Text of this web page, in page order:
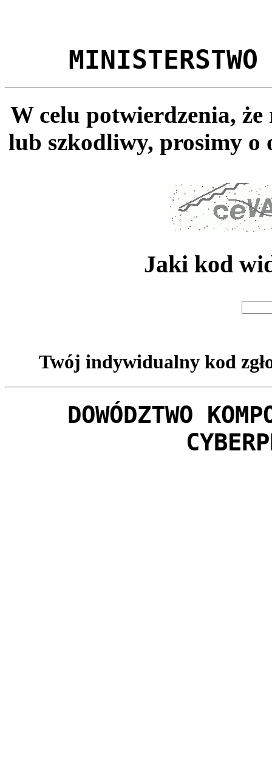
MINISTERSTWO
W celu potwierdzenia,
lub szkodliwy, prosimy o
Jaki kod
Twój indywidualny kod
DOWÓDZTWO